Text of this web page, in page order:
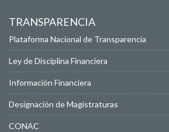
TRANSPARENCIA
Plataforma Nacional de Transparencia
Ley de Disciplina Financiera
Información Financiera
Designación de Magistraturas
CONAC